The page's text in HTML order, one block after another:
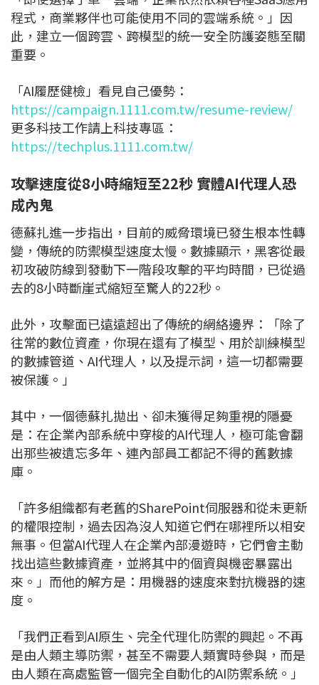
程式，商業夥伴也可能使用不同的雲端系統。」因
此，建立一個跨雲、跨模型的統一安全防護姿態至關
重要。
「AI履歷健檢」看見自己優勢：
https://campaign.1111.com.tw/resume-review/
更多科技工作請上科技專區：
https://techplus.1111.com.tw/
攻擊速度從8小時縮短至22秒 實體AI代理人恐
成內鬼
德蘇扎進一步指出，目前的威脅環境已發生根本性轉
變，傳統的防禦模型速度太慢。數據顯示，黑客從最
初攻破防線到發動下一階段攻擊的平均時間，已從過
去的8小時斷崖式縮短至驚人的22秒。
此外，攻擊面已遠遠超出了傳統的網絡邊界：「除了
往常的數位資產，你現在還有了模型、用於訓練模型
的數據管道、AI代理人，以及提示詞，這一切都需要
被保護。」
其中，一個德蘇扎拋出、卻未獲得足夠重視的隱憂
是：在企業內部系統中穿梭的AI代理人，極可能會翻
出那些被遺忘多年、連內部員工都記不得的舊數據
庫。
「許多組織都有老舊的SharePoint伺服器和從未更新
的權限控制，過去因為沒人知道它們在哪裡所以相安
無事。但當AI代理人在企業內部漫遊時，它們會主動
找出這些數據資產，並將其中的個資與機密暴露出
來。」而他的解方是：用機器的速度來對抗機器的速
度。
「我們正看到AI原生、完全代理化防禦的興起。不再
是由人類主導防禦，甚至不需要人類實時參與，而是
由人類在高處監管一個完全自動化的AI防禦系統。」